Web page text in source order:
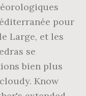
pour
Large, et les
se
bien plus
Know